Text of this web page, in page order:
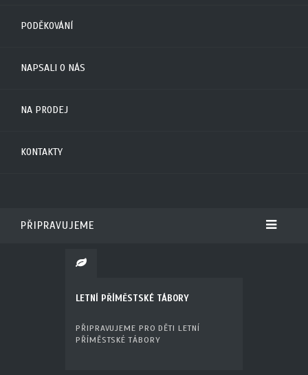
PODĚKOVÁNÍ
NAPSALI O NÁS
NA PRODEJ
KONTAKTY
PŘIPRAVUJEME
LETNÍ PŘÍMĚSTSKÉ TÁBORY
PŘIPRAVUJEME PRO DĚTI LETNÍ
PŘÍMĚSTSKÉ TÁBORY